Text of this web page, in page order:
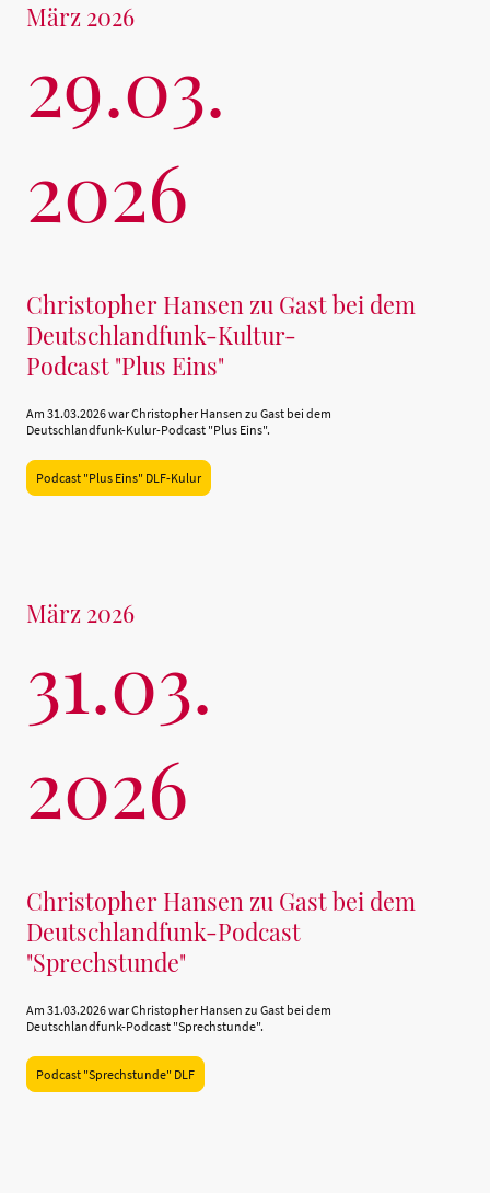
März 2026
29.03.
2026
Christopher Hansen zu Gast bei dem
Deutschlandfunk-Kultur-
Podcast "Plus Eins"
Am 31.03.2026 war Christopher Hansen zu Gast bei dem
Deutschlandfunk-Kulur-Podcast "Plus Eins".
Podcast "Plus Eins" DLF-Kulur
März 2026
31.03.
2026
Christopher Hansen zu Gast bei dem
Deutschlandfunk-Podcast
"Sprechstunde"
Am 31.03.2026 war Christopher Hansen zu Gast bei dem
Deutschlandfunk-Podcast "Sprechstunde".
Podcast "Sprechstunde" DLF